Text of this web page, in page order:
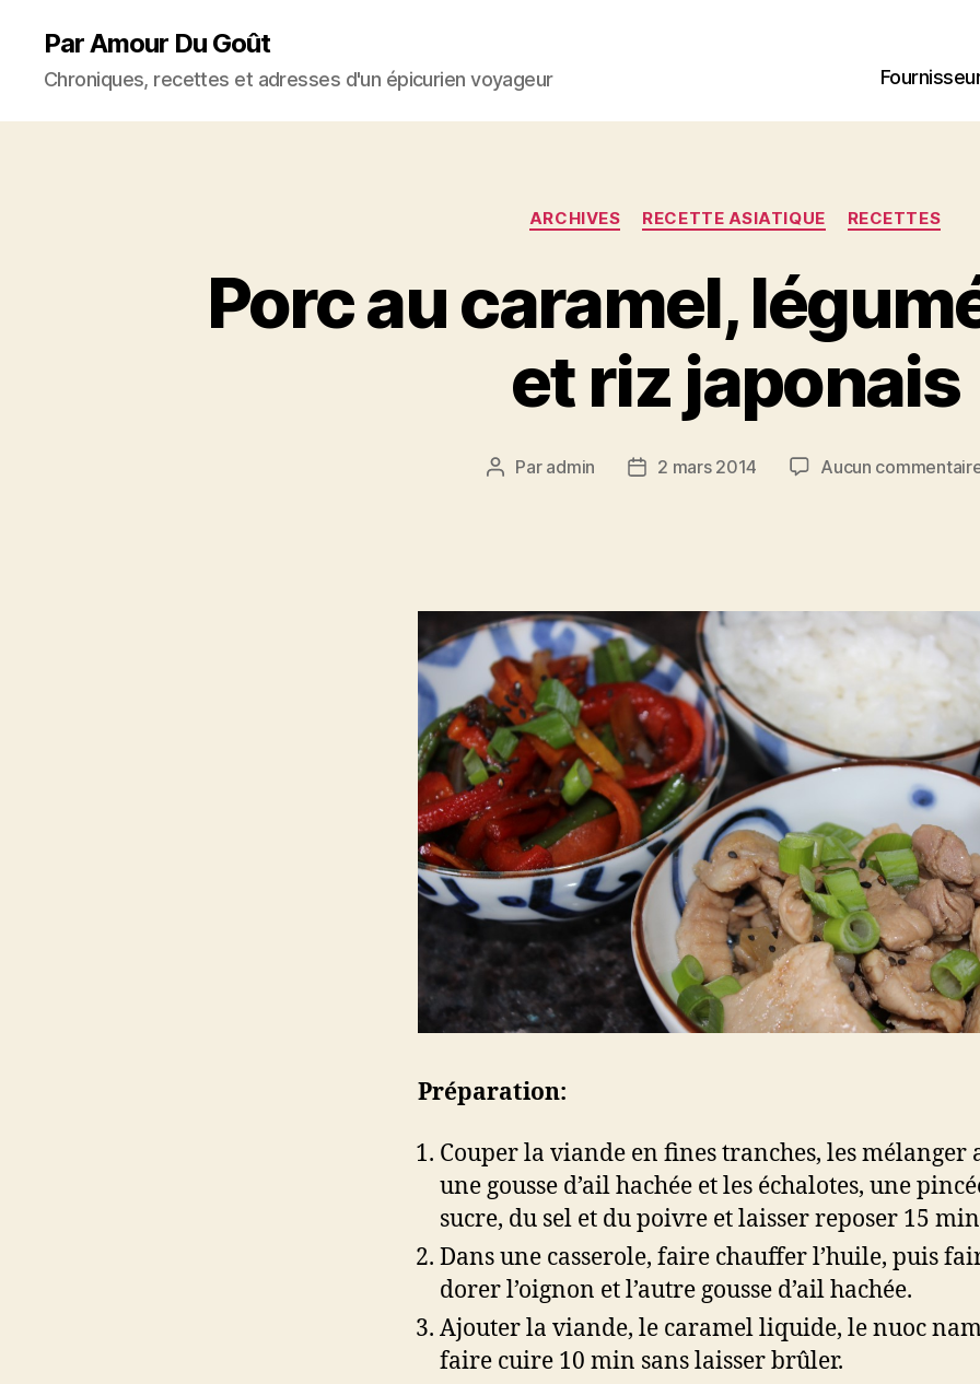
Par Amour Du Goût
Chroniques, recettes et adresses d'un épicurien voyageur
Catégories
ARCHIVES RECETTE ASIATIQUE RECETTES
Porc au caramel,
et riz japonais
Auteur
Par admin
Date2 mars 2014 Aucun
Préparation:
Couper la viande en fines tranches, les mélanger
une gousse d’ail hachée et les échalotes, une
sucre, du sel et du poivre et laisser reposer 15
Dans une casserole, faire chauffer l’huile, puis
dorer l’oignon et l’autre gousse d’ail hachée.
Ajouter la viande, le caramel liquide, le nuoc
faire cuire 10 min sans laisser brûler.